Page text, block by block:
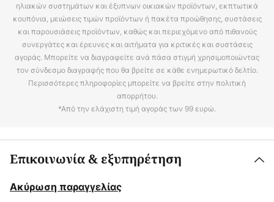
ηλιακών συστημάτων και έξυπνων οικιακών προϊόντων, εκπτωτικά
κουπόνια, μειώσεις τιμών προϊόντων ή πακέτα προώθησης, συστάσεις
και παρουσιάσεις προϊόντων, καθώς και περιεχόμενο από πιθανούς
συνεργάτες και έρευνες και αιτήματα για κριτικές και συστάσεις
αγοράς. Μπορείτε να διαγραφείτε ανά πάσα στιγμή χρησιμοποιώντας
τον σύνδεσμο διαγραφής που θα βρείτε σε κάθε ενημερωτικό δελτίο.
Περισσότερες πληροφορίες μπορείτε να βρείτε στην πολιτική
απορρήτου.
*Από την ελάχιστη τιμή αγοράς των 99 ευρώ.
Επικοινωνία & εξυπηρέτηση
Ακύρωση παραγγελίας